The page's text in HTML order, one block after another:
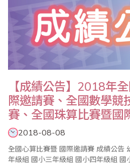
【成績公告】2018年
際邀請賽、全國數學競
賽、全國珠算比賽暨國
2018-08-08
全國心算比賽暨 國際邀請賽 成績公告 幼童組 國小一年級組 國小二
年級組 國小三年級組 國小四年級組 國小五年級組 國小六年級組 中